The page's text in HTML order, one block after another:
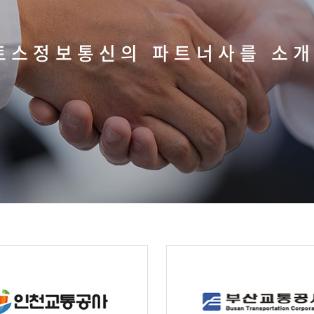
정보통신의 파트너사를 소